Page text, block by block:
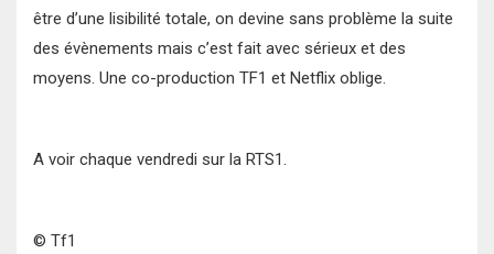
être d’une lisibilité totale, on devine sans problème la suite
des évènements mais c’est fait avec sérieux et des
moyens. Une co-production TF1 et Netflix oblige.
A voir chaque vendredi sur la RTS1.
© Tf1